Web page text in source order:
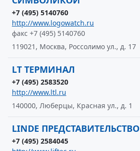
+7 (495) 5140760
http://www.logowatch.ru
факс +7 (495) 5140760
119021, Москва, Россолимо ул., д. 17
LT ТЕРМИНАЛ
+7 (495) 2583520
http://www.ltl.ru
140000, Люберцы, Красная ул., д. 1
LINDE ПРЕДСТАВИТЕЛЬСТВО
+7 (495) 2584045